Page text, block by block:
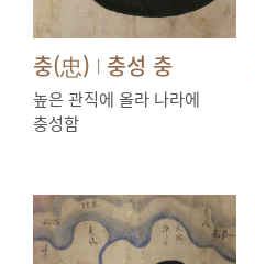
충(忠) | 충성 충
높은 관직에 올라 나라에
충성함